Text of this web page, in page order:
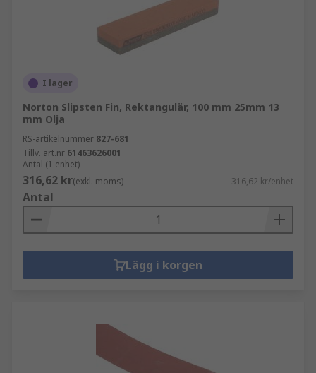
I lager
Norton Slipsten Fin, Rektangulär, 100 mm 25mm 13
mm Olja
RS-artikelnummer 827-681
Tillv. art.nr 61463626001
Antal (1 enhet)
316,62 kr(exkl. moms) 316,62 kr/enhet
Antal
Lägg i korgen